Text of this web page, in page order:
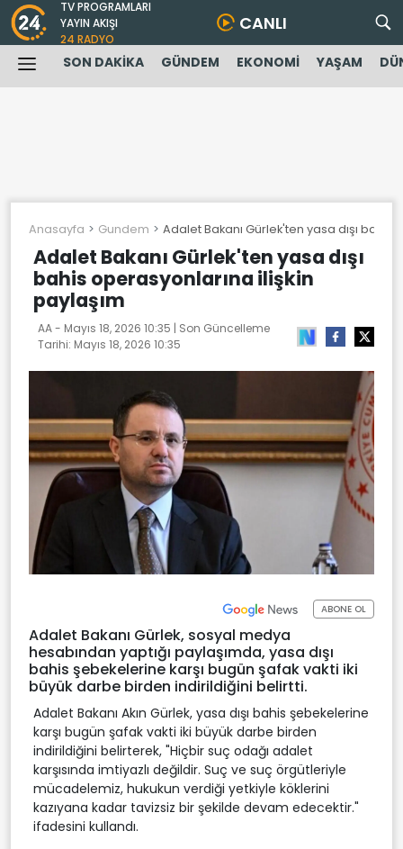
TV PROGRAMLARI
YAYIN AKIŞI
24 RADYO
CANLI
SON DAKİKA GÜNDEM EKONOMİ YAŞAM
Anasayfa Gundem Adalet Bakanı Gürlek'ten yasa dışı
Adalet Bakanı Gürlek'ten yasa dışı
bahis operasyonlarına ilişkin
paylaşım
AA - Mayıs 18, 2026 10:35 | Son Güncelleme
Tarihi: Mayıs 18, 2026 10:35
ABONE OL
Adalet Bakanı Gürlek, sosyal medya
hesabından yaptığı paylaşımda, yasa dışı
bahis şebekelerine karşı bugün şafak vakti iki
büyük darbe birden indirildiğini belirtti.
Adalet Bakanı Akın Gürlek, yasa dışı bahis şebekelerine
karşı bugün şafak vakti iki büyük darbe birden
indirildiğini belirterek, "Hiçbir suç odağı adalet
karşısında imtiyazlı değildir. Suç ve suç örgütleriyle
mücadelemiz, hukukun verdiği yetkiyle köklerini
kazıyana kadar tavizsiz bir şekilde devam edecektir."
ifadesini kullandı.